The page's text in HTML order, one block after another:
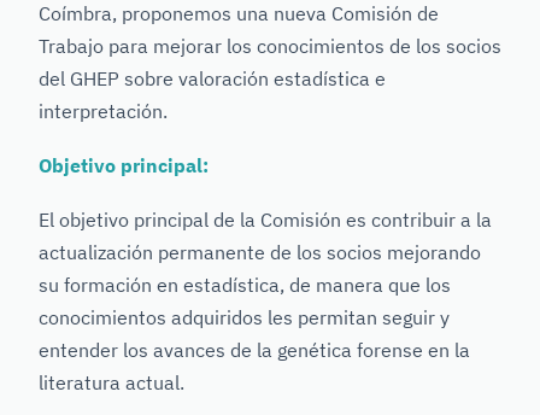
Coímbra, proponemos una nueva Comisión de
Trabajo para mejorar los conocimientos de los socios
del GHEP sobre valoración estadística e
interpretación.
Objetivo principal:
El objetivo principal de la Comisión es contribuir a la
actualización permanente de los socios mejorando
su formación en estadística, de manera que los
conocimientos adquiridos les permitan seguir y
entender los avances de la genética forense en la
literatura actual.